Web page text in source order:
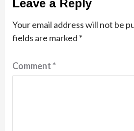
Leave a Reply
Your email address will not be
fields are marked *
Comment*